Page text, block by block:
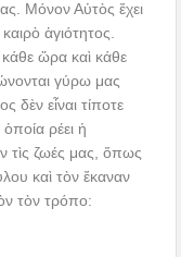
Μόνον Αὐτὸς ἔχει
ἁγιότητος.
ὥρα καὶ κάθε
γύρω μας
δὲν εἶναι τίποτε
ρέει ἡ
τὶς ζωές μας, ὅπως
καὶ τὸν ἔκαναν
τὸν τρόπο: